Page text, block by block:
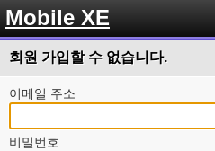
Mobile XE
회원 가입할 수 없습니다.
이메일 주소
비밀번호